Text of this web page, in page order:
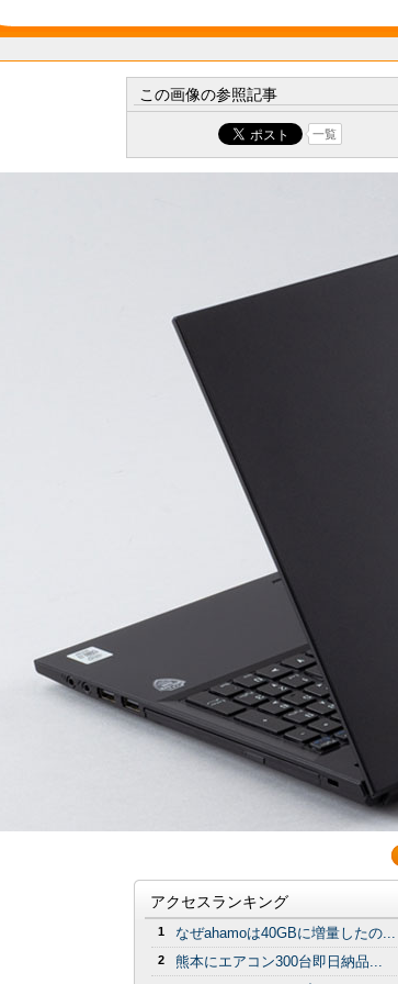
この画像の参照記事
一覧
アクセスランキング
1 なぜahamoは40GBに増量したの...
2 熊本にエアコン300台即日納品...